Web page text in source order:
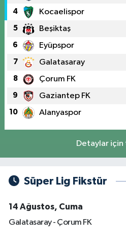
4 Kocaelispor
5 Beşiktaş
6 Eyüpspor
7 Galatasaray
8 Çorum FK
9 Gaziantep FK
10 Alanyaspor
Detaylar için
Süper Lig Fikstür
14 Ağustos, Cuma
Galatasaray - Çorum FK